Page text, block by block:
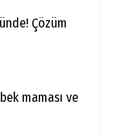
Çözüm
maması ve